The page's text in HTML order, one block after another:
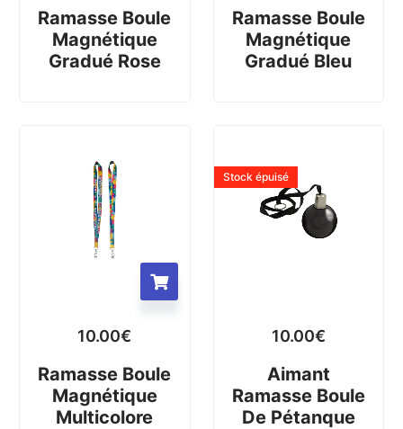
Ramasse Boule
Magnétique
Gradué Rose
Ramasse Boule
Magnétique
Gradué Bleu
10.00€
Ramasse Boule
Magnétique
Multicolore
Stock épuisé
10.00€
Aimant
Ramasse Boule
De Pétanque